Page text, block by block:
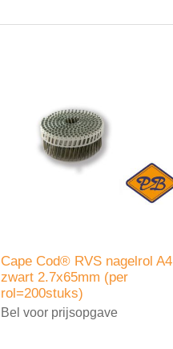
Cape Cod® RVS nagelrol A4
zwart 2.7x65mm (per
rol=200stuks)
Bel voor prijsopgave